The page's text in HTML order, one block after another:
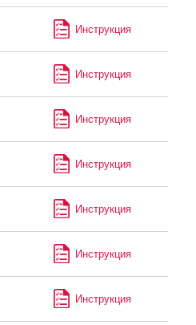
Инструкция
Инструкция
Инструкция
Инструкция
Инструкция
Инструкция
Инструкция